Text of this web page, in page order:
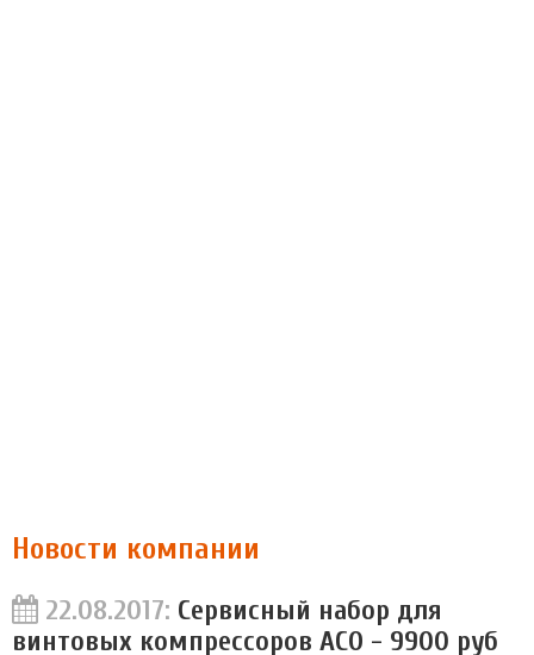
Новости компании
22.08.2017: Сервисный набор для
винтовых компрессоров АСО - 9900 руб